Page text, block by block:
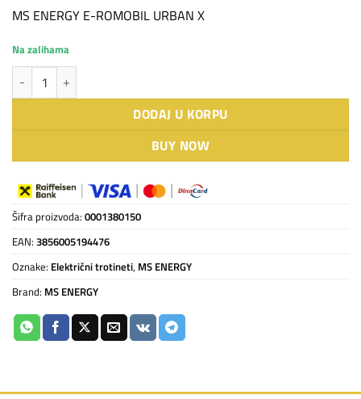
MS ENERGY E-ROMOBIL URBAN X
Na zalihama
MS ENERGY E-ROMOBIL URBAN X količina
DODAJ U KORPU
BUY NOW
Šifra proizvoda: 0001380150
EAN: 3856005194476
Oznake: Električni trotineti, MS ENERGY
Brand: MS ENERGY